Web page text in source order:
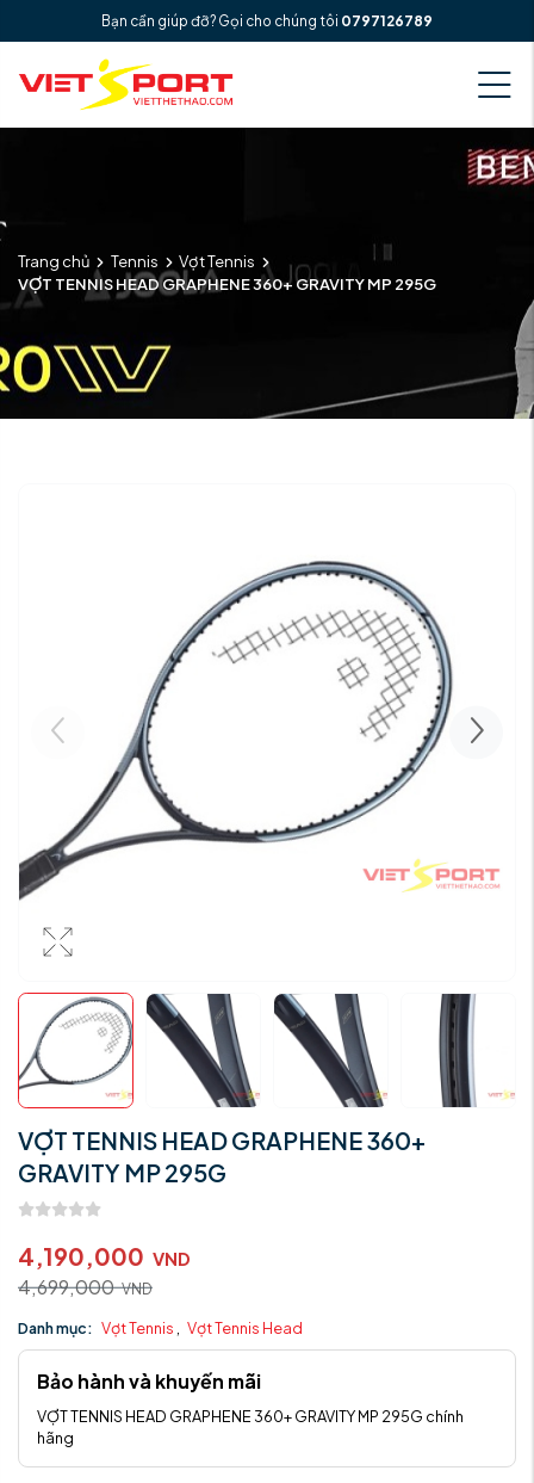
Bạn cần giúp đỡ? Gọi cho chúng tôi 0797126789
Trang chủ Tennis
Vợt Tennis
VỢT TENNIS HEAD GRAPHENE 360+ GRAVITY MP 295G
VỢT TENNIS HEAD GRAPHENE 360+
GRAVITY MP 295G
4,190,000 VND
4,699,000VND
Danh mục: Vợt Tennis , Vợt Tennis Head
Bảo hành và khuyến mãi
VỢT TENNIS HEAD GRAPHENE 360+ GRAVITY MP 295G chính
hãng